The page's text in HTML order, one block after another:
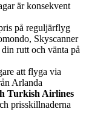
är konsekvent
på reguljärflyg
Skyscanner
rutt och vänta på
att flyga via
Arlanda
Turkish Airlines
prisskillnaderna